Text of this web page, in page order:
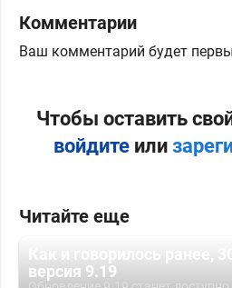
Комментарии
Ваш комментарий будет
Чтобы оставить
войдитеили
Читайте еще
версия 9.19